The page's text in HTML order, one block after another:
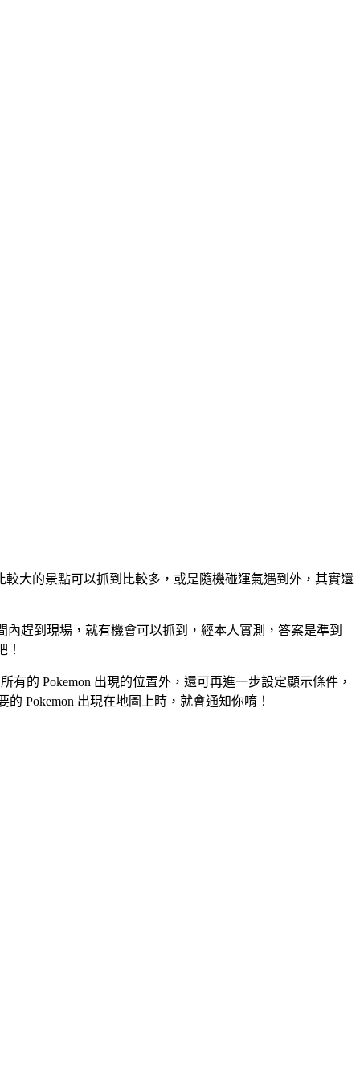
大的景點可以抓到比較多，或是隨機碰運氣遇到外，其實還
內趕到現場，就有機會可以抓到，經本人實測，答案是準到
！
有的 Pokemon 出現的位置外，還可再進一步設定顯示條件，
Pokemon 出現在地圖上時，就會通知你唷！